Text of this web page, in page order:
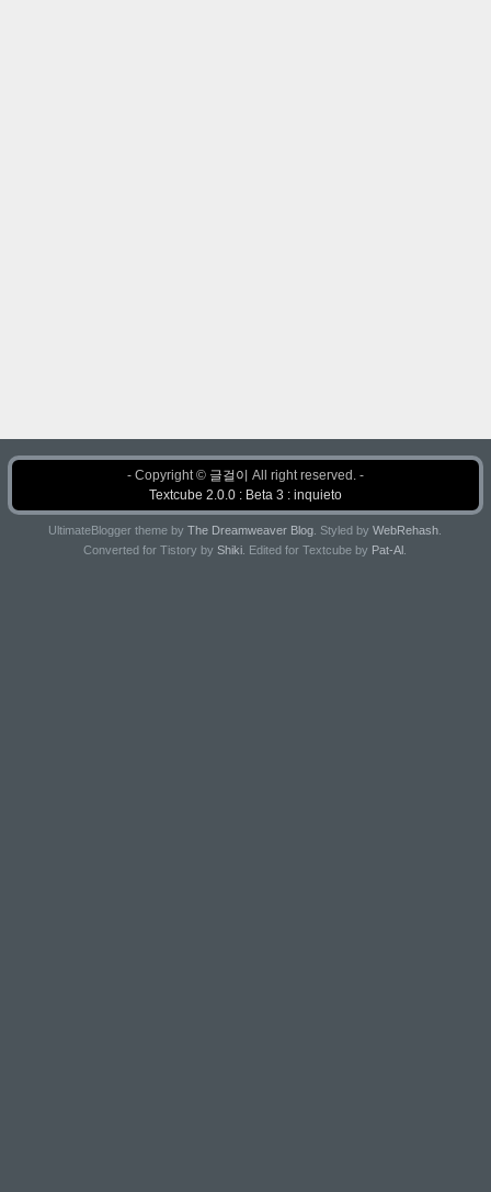
- Copyright © 글걸이 All right reserved. -
Textcube 2.0.0 : Beta 3 : inquieto
UltimateBlogger theme byThe Dreamweaver Blog . Styled byWebRehash
Converted for Tistory byShiki . Edited for Textcube by Pat-Al